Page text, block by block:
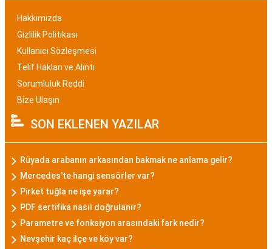
Hakkımızda
Gizlilik Politikası
Kullanıcı Sözleşmesi
Telif Hakları ve Alıntı
Sorumluluk Reddi
Bize Ulaşın
SON EKLENEN YAZILAR
Rüyada arabanın arkasından bakmak ne anlama gelir?
Mercedes'te hangi sensörler var?
Pirket tuğla ne işe yarar?
PDF sertifika nasıl doğrulanır?
Parametre ve fonksiyon arasındaki fark nedir?
Nevşehir kaç ilçe ve köy var?